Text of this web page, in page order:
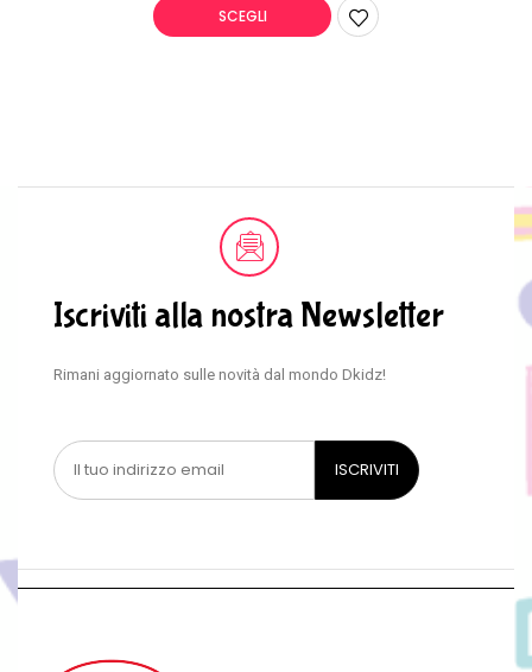
SCEGLI
Iscriviti alla nostra Newsletter
Rimani aggiornato sulle novità dal mondo Dkidz!